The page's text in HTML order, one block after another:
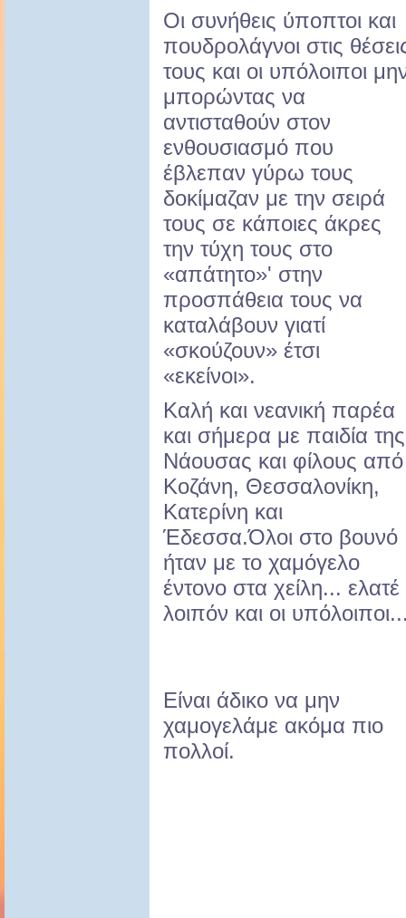
Οι συνήθεις ύποπτοι και
πουδρολάγνοι στις
τους και οι υπόλοιποι
μπορώντας να
αντισταθούν στον
ενθουσιασμό που
έβλεπαν γύρω τους
δοκίμαζαν με την σειρά
τους σε κάποιες άκρες
την τύχη τους στο
«απάτητο»' στην
προσπάθεια τους να
καταλάβουν γιατί
«σκούζουν» έτσι
«εκείνοι».
Καλή και νεανική παρέα
και σήμερα με παιδία της
Νάουσας και φίλους από
Κοζάνη, Θεσσαλονίκη,
Κατερίνη και
Έδεσσα.Όλοι στο βουνό
ήταν με το χαμόγελο
έντονο στα χείλη... ελατέ
λοιπόν και οι
Είναι άδικο να μην
χαμογελάμε ακόμα πιο
πολλοί.